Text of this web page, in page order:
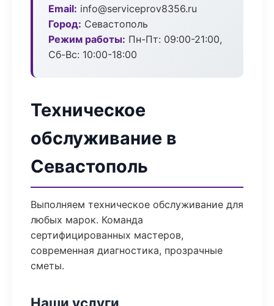
Email: info@serviceprov8356.ru
Город: Севастополь
Режим работы: Пн-Пт: 09:00-21:00,
Сб-Вс: 10:00-18:00
Техническое
обслуживание в
Севастополь
Выполняем техническое обслуживание для
любых марок. Команда
сертифицированных мастеров,
современная диагностика, прозрачные
сметы.
Наши услуги